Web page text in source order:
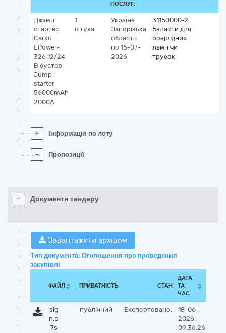
ПОСЛУГ:
Джамп
стартер
Carku
EPower-
326 12/24
В бустер
Jump
starter
56000mAh
2000A
1
штука
Україна
Запорізька
область
по 15-07-
2026
31150000-2
Баласти для
розрядних
ламп чи
трубок
+ Інформація по лоту
- Пропозиції
- Документи тендеру
Завантажити архівом
Тип документа: Оголошення про проведення
закупівлі
ФАЙЛ ПРИВАТНІСТЬ СТАН
ДАТА
ТА
ЧАС
sig
n.p
7s
публічний Експортовано:
18-06-
2026,
09:36:26